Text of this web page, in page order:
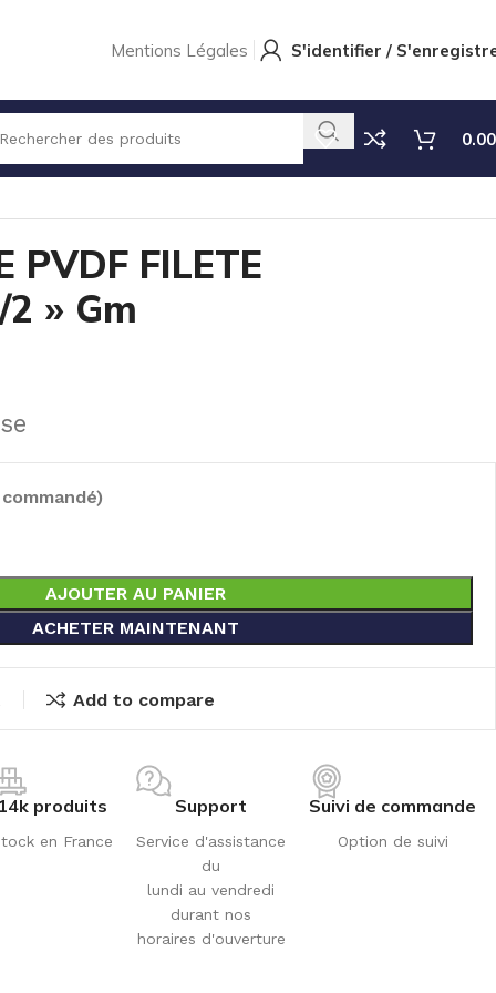
Mentions Légales S'identifier /
0.00
PVDF FILETE
» Gm
AJOUTER AU PANIER
ACHETER MAINTENANT
Add to compare
produits
en France
Support
Service d'assistance
du
lundi au vendredi
durant nos
horaires d'ouverture
Suivi de commande
Option de suivi